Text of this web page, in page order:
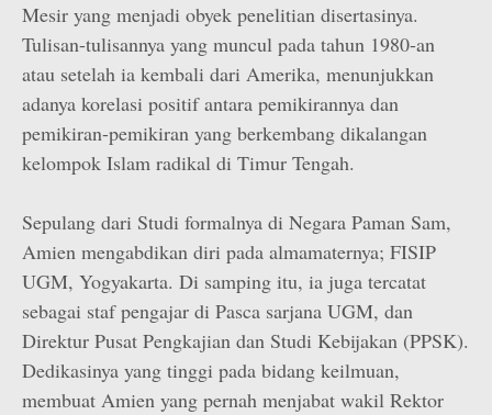
Mesir yang menjadi obyek penelitian disertasinya.
Tulisan-tulisannya yang muncul pada tahun 1980-an
atau setelah ia kembali dari Amerika, menunjukkan
adanya korelasi positif antara pemikirannya dan
pemikiran-pemikiran yang berkembang dikalangan
kelompok Islam radikal di Timur Tengah.
Sepulang dari Studi formalnya di Negara Paman Sam,
Amien mengabdikan diri pada almamaternya; FISIP
UGM, Yogyakarta. Di samping itu, ia juga tercatat
sebagai staf pengajar di Pasca sarjana UGM, dan
Direktur Pusat Pengkajian dan Studi Kebijakan (PPSK).
Dedikasinya yang tinggi pada bidang keilmuan,
membuat Amien yang pernah menjabat wakil Rektor